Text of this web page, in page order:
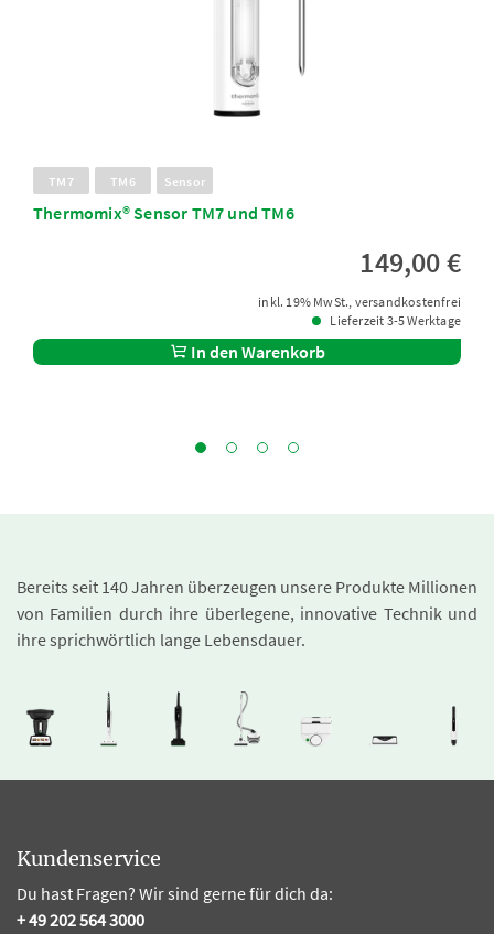
TM7 TM6 Sensor
Thermomix® Sensor TM7 und TM6
149,00 €
inkl. 19% MwSt., versandkostenfrei
Lieferzeit 3-5 Werktage
In den Warenkorb
Bereits seit 140 Jahren überzeugen unsere Produkte Millionen
von Familien durch ihre überlegene, innovative Technik und
ihre sprichwörtlich lange Lebensdauer.
Kundenservice
Du hast Fragen? Wir sind gerne für dich da:
+ 49 202 564 3000